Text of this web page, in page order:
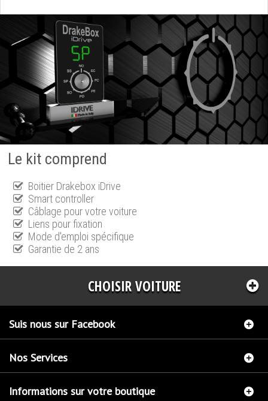
Le kit comprend
Boitier Drakebox iDrive
Smart controller
Câblage pour votre voiture
Liens pour fixation
Mode d'emploi spécifique
Garantie de 2 ans
CHOISIR VOITURE
Suis nous sur Facebook
Nos Services
Informations sur votre boutique